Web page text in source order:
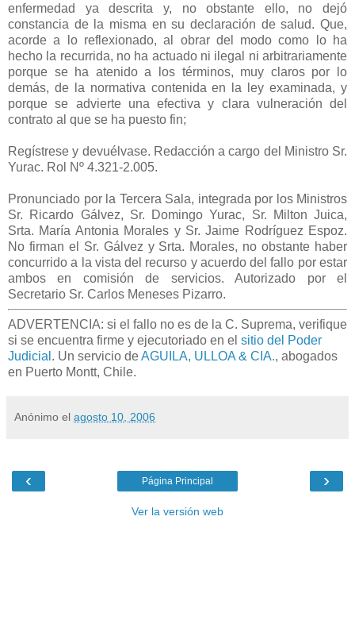
enfermedad ya descrita y, no obstante ello, no dejó
constancia de la misma en su declaración de salud. Que,
acorde a lo reflexionado, al obrar del modo como lo ha
hecho la recurrida, no ha actuado ni ilegal ni arbitrariamente
porque se ha atenido a los términos, muy claros por lo
demás, de la normativa contenida en la ley examinada, y
porque se advierte una efectiva y clara vulneración del
contrato al que se ha puesto fin;
Regístrese y devuélvase. Redacción a cargo del Ministro Sr.
Yurac. Rol Nº 4.321-2.005.
Pronunciado por la Tercera Sala, integrada por los Ministros
Sr. Ricardo Gálvez, Sr. Domingo Yurac, Sr. Milton Juica,
Srta. María Antonia Morales y Sr. Jaime Rodríguez Espoz.
No firman el Sr. Gálvez y Srta. Morales, no obstante haber
concurrido a la vista del recurso y acuerdo del fallo por estar
ambos en comisión de servicios. Autorizado por el
Secretario Sr. Carlos Meneses Pizarro.
ADVERTENCIA: si el fallo no es de la C. Suprema, verifique
si se encuentra firme y ejecutoriado en el sitio del Poder
Judicial . Un servicio deAGUILA, ULLOA & CIA., abogados
en Puerto Montt, Chile.
Anónimo el agosto 10, 2006
‹ ›
Página Principal
Ver la versión web